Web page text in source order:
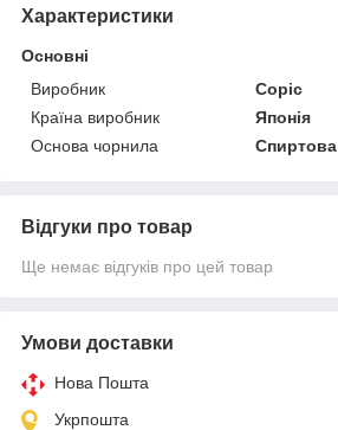
Характеристики
Основні
Виробник
Copic
Країна виробник
Японія
Основа чорнила
Спиртова
Відгуки про товар
Ще немає відгуків про цей товар
Умови доставки
Нова Пошта
Укрпошта